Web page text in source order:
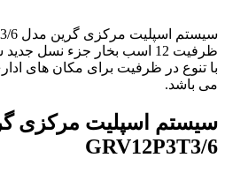
ظرفیت 12 اسب بخار جزء
با تنوع در ظرفیت برای مکان های
می باشد.
سیستم اسپلیت مرکزی
GRV12P3T3/6